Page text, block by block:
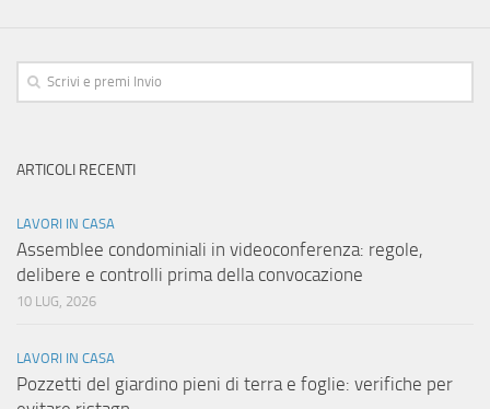
ARTICOLI RECENTI
LAVORI IN CASA
Assemblee condominiali in videoconferenza: regole,
delibere e controlli prima della convocazione
10 LUG, 2026
LAVORI IN CASA
Pozzetti del giardino pieni di terra e foglie: verifiche per